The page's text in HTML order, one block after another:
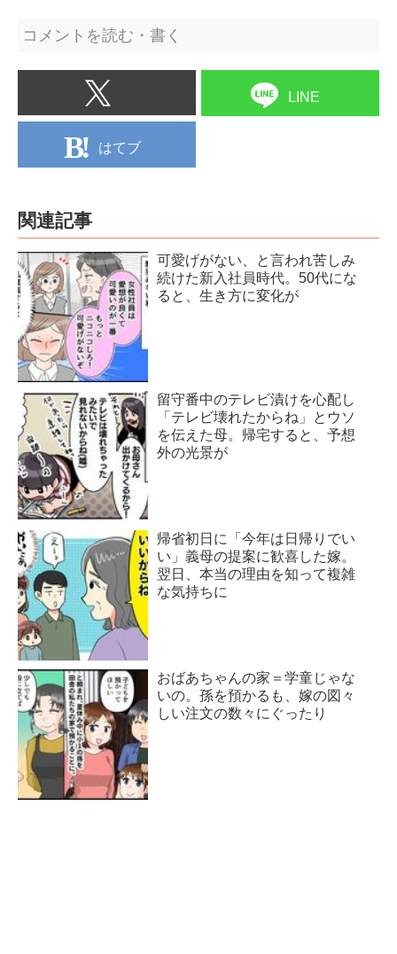
コメントを読む・書く
LINE
はてブ
関連記事
可愛げがない、と言われ苦しみ
続けた新入社員時代。50代にな
ると、生き方に変化が
留守番中のテレビ漬けを心配し
「テレビ壊れたからね」とウソ
を伝えた母。帰宅すると、予想
外の光景が
帰省初日に「今年は日帰りでい
い」義母の提案に歓喜した嫁。
翌日、本当の理由を知って複雑
な気持ちに
おばあちゃんの家＝学童じゃな
いの。孫を預かるも、嫁の図々
しい注文の数々にぐったり